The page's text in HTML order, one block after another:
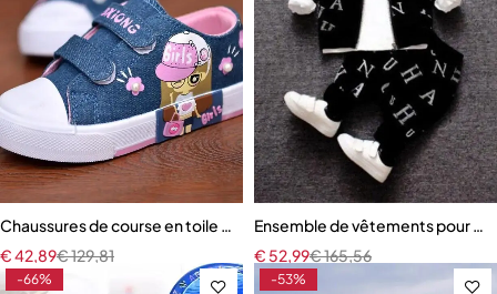
Chaussures de course en toile pour enfants
€129,81
€42,89
Ensemble de vêtements pour
€165,56
€ 52,99
-66% -53%